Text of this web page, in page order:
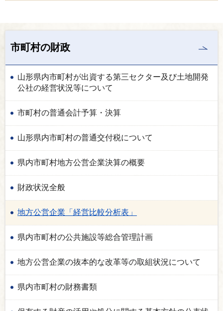
市町村の財政
山形県内市町村が出資する第三セクター及び土地開発
公社の経営状況等について
市町村の普通会計予算・決算
山形県内市町村の普通交付税について
県内市町村地方公営企業決算の概要
財政状況全般
地方公営企業「経営比較分析表」
県内市町村の公共施設等総合管理計画
地方公営企業の抜本的な改革等の取組状況について
県内市町村の財務書類